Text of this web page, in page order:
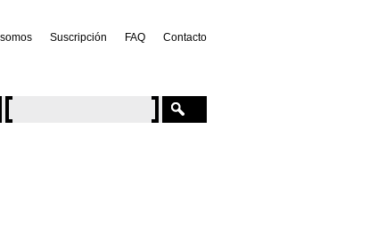
Suscripción FAQ Contacto